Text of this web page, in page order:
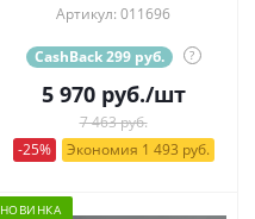
Артикул: 011696
CashBack 299 руб. ?
5 970руб./шт
7 463 руб.
-25%
Экономия 1 493 руб.
НОВИНКА